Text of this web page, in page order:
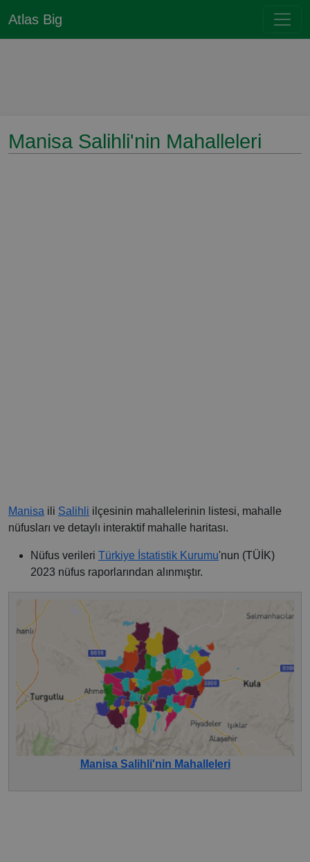
Atlas Big
Manisa Salihli'nin Mahalleleri
Manisa ili Salihli ilçesinin mahallelerinin listesi, mahalle
nüfusları ve detaylı interaktif mahalle haritası.
Nüfus verileri Türkiye İstatistik Kurumu'nun (TÜİK)
2023 nüfus raporlarından alınmıştır.
Manisa Salihli'nin Mahalleleri